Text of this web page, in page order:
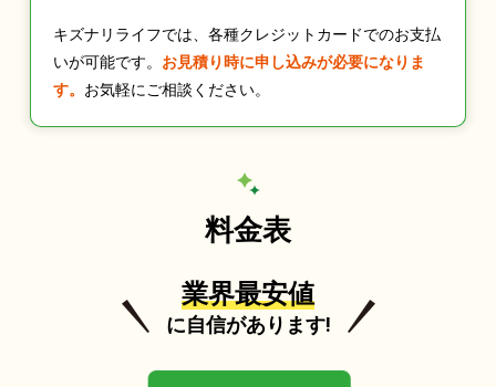
キズナリライフでは、各種クレジットカードでのお支払
いが可能です。 お見積り時に申し込みが必要になりま
す。 お気軽にご相談ください。
料金表
業界最安値
に自信があります!